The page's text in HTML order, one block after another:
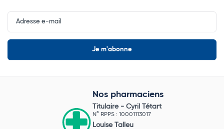
Input
Newsletter
Nos pharmaciens
Titulaire - Cyril Tétart
N° RPPS : 10001113017
Louise Talleu